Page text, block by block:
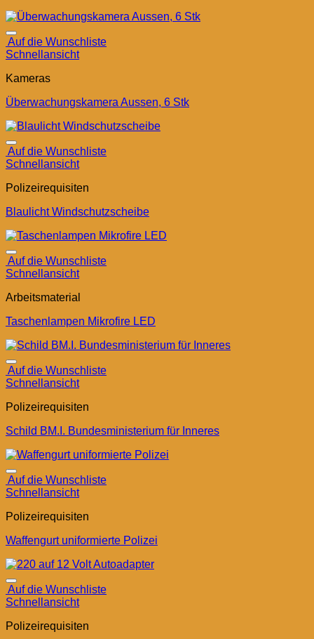
Auf die Wunschliste
Schnellansicht
Kameras
Überwachungskamera Aussen, 6 Stk
Auf die Wunschliste
Schnellansicht
Polizeirequisiten
Blaulicht Windschutzscheibe
Auf die Wunschliste
Schnellansicht
Arbeitsmaterial
Taschenlampen Mikrofire LED
Auf die Wunschliste
Schnellansicht
Polizeirequisiten
Schild BM.I. Bundesministerium für Inneres
Auf die Wunschliste
Schnellansicht
Polizeirequisiten
Waffengurt uniformierte Polizei
Auf die Wunschliste
Schnellansicht
Polizeirequisiten